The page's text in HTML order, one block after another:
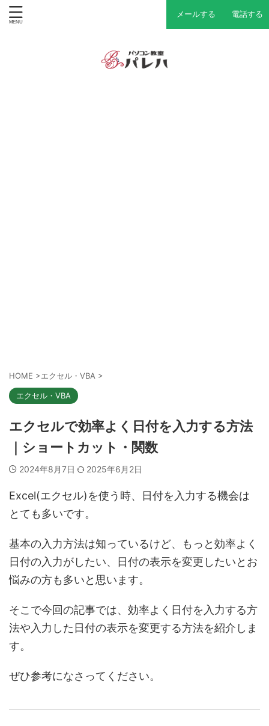
メールする 電話する
HOME >エクセル・VBA >
エクセル・VBA
エクセルで効率よく日付を入力する方法
｜ショートカット・関数
2024年8月7日 2025年6月2日
Excel(エクセル)を使う時、日付を入力する機会は
とても多いです。
基本の入力方法は知っているけど、もっと効率よく
日付の入力がしたい、日付の表示を変更したいとお
悩みの方も多いと思います。
そこで今回の記事では、効率よく日付を入力する方
法や入力した日付の表示を変更する方法を紹介しま
す。
ぜひ参考になさってください。